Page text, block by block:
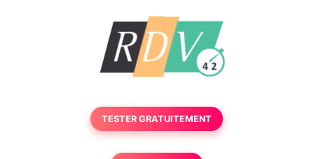
TESTER GRATUITEMENT